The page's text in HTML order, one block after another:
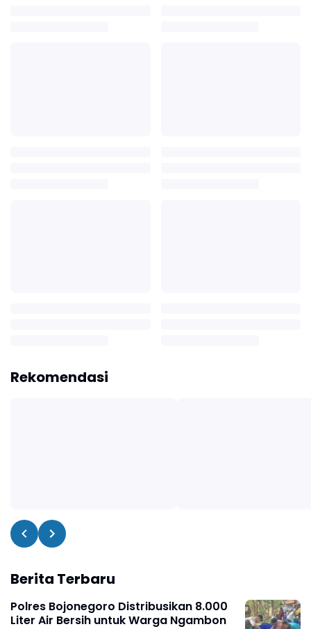
Rekomendasi
Berita Terbaru
Polres Bojonegoro Distribusikan 8.000
Liter Air Bersih untuk Warga Ngambon